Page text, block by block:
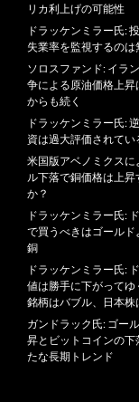
リカ利上げの可能性
ドラッケンミラー氏:
失業率を監視するのは
ソロスファンド: イラ
争による原油価格上昇
からも続く
ドラッケンミラー氏:
資は過大評価されてい
米国版アベノミクスに
ル下落で銅価格は上昇
か？
ドラッケンミラー氏:
で買うべきはゴールド
銅
ドラッケンミラー氏:
値は勝手に下がってゆ
銘柄はバブル、日本株
ガンドラック氏: ゴー
昇とビットコインの下
たな長期トレンド